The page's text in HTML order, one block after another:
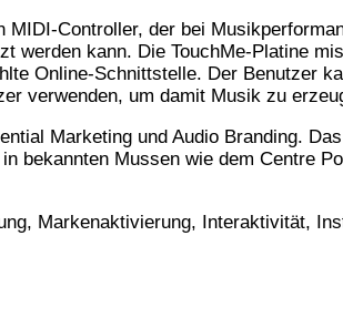
MIDI-Controller, der bei
werden kann. Die TouchMe-Platine
Online-Schnittstelle. Der Benutzer
verwenden, um damit Musik zu
Marketing und Audio Branding.
bekannten Mussen wie dem Centre
Markenaktivierung, Interaktivität,